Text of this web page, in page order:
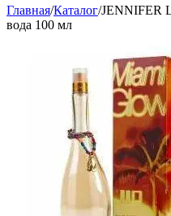
Главная/Каталог/JENNIFER
вода 100 мл